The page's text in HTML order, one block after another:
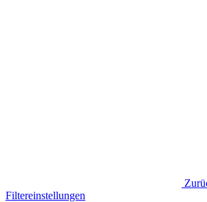
Filtereinstellungen